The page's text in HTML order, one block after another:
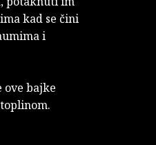
kad se čini
i
bajke